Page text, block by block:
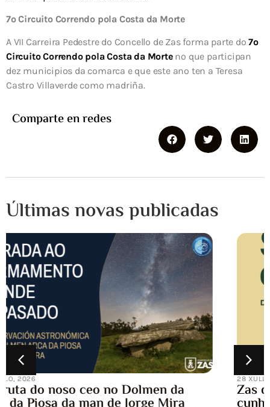
7º Circuito Correndo pola Costa da Morte
A VII Carreira Pedestre do Concello de Zas forma parte do7º
Circuito Correndo pola Costa da Morteno que participan
dez municipios da comarca e que este ano ten a Teresa
Castro Villaverde como madriña.
Comparte en redes
Últimas novas publicadas
28 XULLO, 2026
Zas quenta motores para a Carballeira